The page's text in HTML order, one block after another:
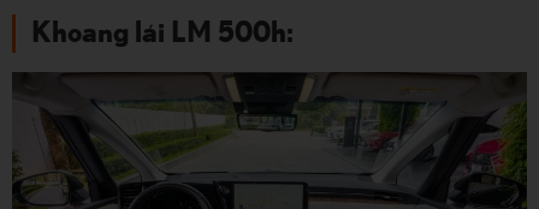
Khoang lái LM 500h: